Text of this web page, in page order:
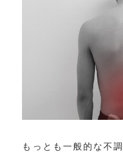
もっとも一般的な不